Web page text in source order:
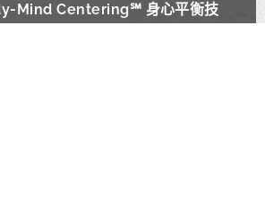
Mind Centering℠ 身心平衡技